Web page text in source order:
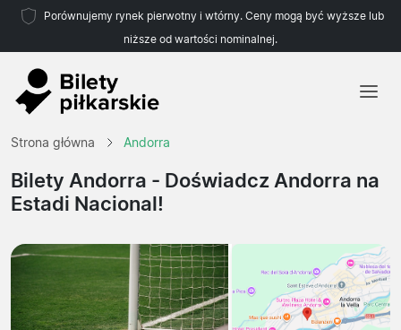
Porównujemy rynek pierwotny i wtórny. Ceny mogą być wyższe lub
niższe od wartości nominalnej.
Strona główna
Drużyny
Strona główna Andorra
Bilety Andorra - Doświadcz Andorra na
Estadi Nacional!